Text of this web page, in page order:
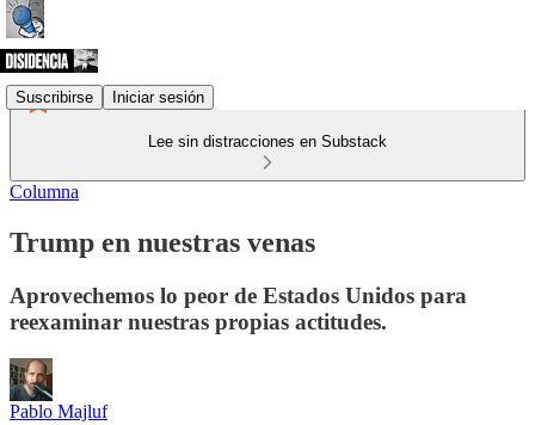
Suscribirse Iniciar sesión
Lee sin distracciones en Substack
Columna
Trump en nuestras venas
Aprovechemos lo peor de Estados Unidos para
reexaminar nuestras propias actitudes.
Pablo Majluf